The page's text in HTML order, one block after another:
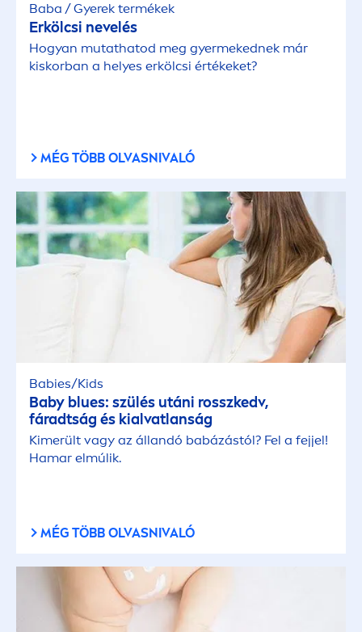
Baba / Gyerek termékek
Erkölcsi nevelés
Hogyan mutathatod meg gyermekednek már
kiskorban a helyes erkölcsi értékeket?
MÉG TÖBB OLVASNIVALÓ
Babies/Kids
Baby blues: szülés utáni rosszkedv,
fáradtság és kialvatlanság
Kimerült vagy az állandó babázástól? Fel a fejjel!
Hamar elmúlik.
MÉG TÖBB OLVASNIVALÓ